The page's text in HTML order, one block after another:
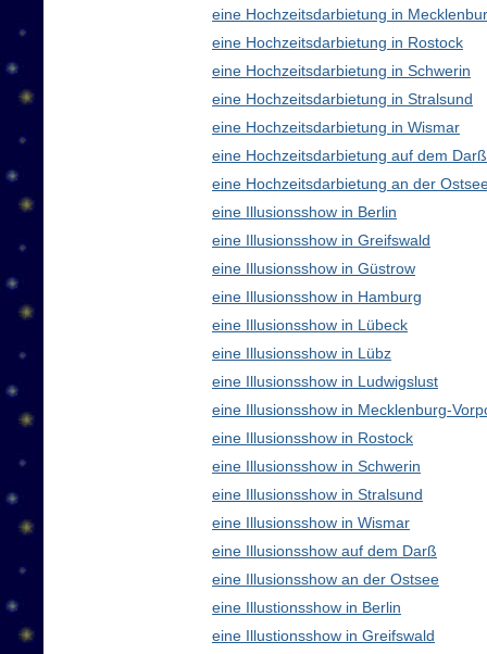
eine Hochzeitsdarbietung in
eine Hochzeitsdarbietung in Rostock
eine Hochzeitsdarbietung in Schwerin
eine Hochzeitsdarbietung in Stralsund
eine Hochzeitsdarbietung in Wismar
eine Hochzeitsdarbietung auf dem Darß
eine Hochzeitsdarbietung an der
eine Illusionsshow in Berlin
eine Illusionsshow in Greifswald
eine Illusionsshow in Güstrow
eine Illusionsshow in Hamburg
eine Illusionsshow in Lübeck
eine Illusionsshow in Lübz
eine Illusionsshow in Ludwigslust
eine Illusionsshow in Mecklenburg-
eine Illusionsshow in Rostock
eine Illusionsshow in Schwerin
eine Illusionsshow in Stralsund
eine Illusionsshow in Wismar
eine Illusionsshow auf dem Darß
eine Illusionsshow an der Ostsee
eine Illustionsshow in Berlin
eine Illustionsshow in Greifswald